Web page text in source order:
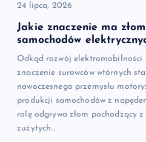
24 lipca, 2026
Jakie znaczenie ma
samochodów
Odkąd rozwój elektromobilności
znaczenie surowców wtórnych
nowoczesnego przemysłu
produkcji samochodów z
rolę odgrywa złom pochodzący
zużytych…